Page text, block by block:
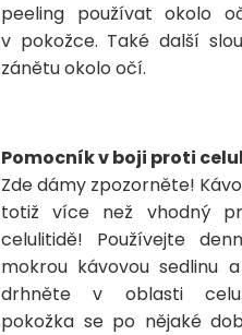
peeling používat okolo
v pokožce. Také další
zánětu okolo očí.
Pomocník v boji proti
Zde dámy zpozorněte!
totiž více než vhodný
celulitidě! Používejte
mokrou kávovou sedlinu
drhněte v oblasti
pokožka se po nějaké